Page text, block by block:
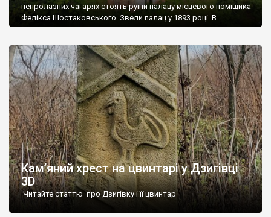
непролазних чагарях стоять руїни палацу місцевого поміщика
Фелікса Шостаковського. Звели палац у 1893 році. В
радянський період у ньому спочатку містилася школа, потім
століття тут розмістили туберкульозну лікарню. Коли із
палацу виїхала лікарня – ми точно не […]
Кам’яний хрест на цвинтарі у Дзигівці
3D
Читайте статтю про Дзигівку і її цвинтар